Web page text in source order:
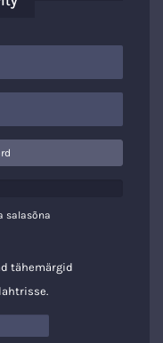
salasõna
tähemärgid